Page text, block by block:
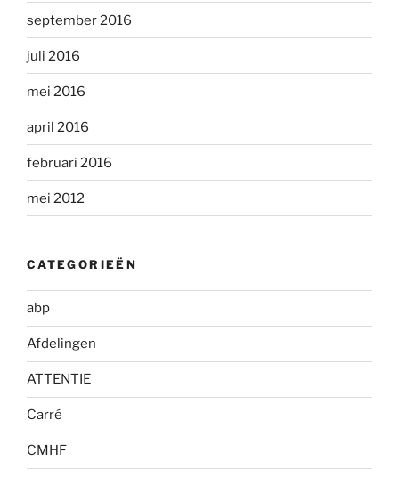
september 2016
juli 2016
mei 2016
april 2016
februari 2016
mei 2012
CATEGORIEËN
abp
Afdelingen
ATTENTIE
Carré
CMHF